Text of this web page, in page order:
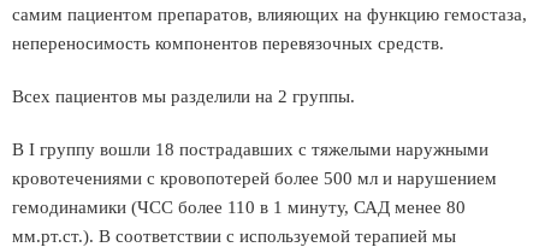
самим пациентом препаратов, влияющих на функцию гемостаза,
непереносимость компонентов перевязочных средств.
Всех пациентов мы разделили на 2 группы.
В I группу вошли 18 пострадавших с тяжелыми наружными
кровотечениями с кровопотерей более 500 мл и нарушением
гемодинамики (ЧСС более 110 в 1 минуту, САД менее 80
мм.рт.ст.). В соответствии с используемой терапией мы